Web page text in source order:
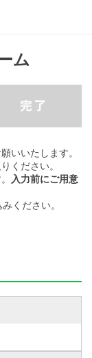
ム
いいたします。
ください。
入力前にご用意
ください。